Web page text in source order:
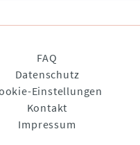
FAQ
Datenschutz
Einstellungen
Kontakt
Impressum